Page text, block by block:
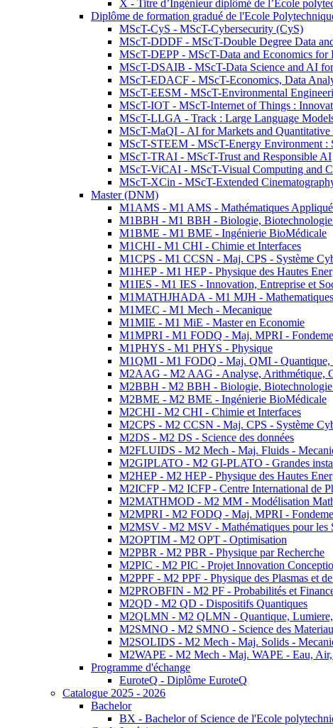
X - Titre d’Ingénieur diplômé de l’École
Diplôme de formation gradué de l'Ecole
MScT-CyS - MScT-Cybersecurity (CyS)
MScT-DDDF - MScT-Double Degree Data
MScT-DEPP - MScT-Data and Economics
MScT-DSAIB - MScT-Data Science and AI
MScT-EDACF - MScT-Economics, Data
MScT-EESM - MScT-Environmental
MScT-IOT - MScT-Internet of Things :
MScT-LLGA - Track : Large Language
MScT-MaQI - AI for Markets and
MScT-STEEM - MScT-Energy Environment :
MScT-TRAI - MScT-Trust and Responsible AI
MScT-ViCAI - MScT-Visual Computing and
MScT-XCin - MScT-Extended
Master (DNM)
M1AMS - M1 AMS - Mathématiques
M1BBH - M1 BBH - Biologie, Biotechnologie
M1BME - M1 BME - Ingénierie BioMédicale
M1CHI - M1 CHI - Chimie et Interfaces
M1CPS - M1 CCSN - Maj. CPS - Système
M1HEP - M1 HEP - Physique des Hautes
M1IES - M1 IES - Innovation, Entreprise et
M1MATHJHADA - M1 MJH - Mathematiques
M1MEC - M1 Mech - Mecanique
M1MIE - M1 MiE - Master en Economie
M1MPRI - M1 FODQ - Maj. MPRI -
M1PHYS - M1 PHYS - Physique
M1QMI - M1 FODQ - Maj. QMI - Quantique,
M2AAG - M2 AAG - Analyse, Arithmétique,
M2BBH - M2 BBH - Biologie, Biotechnologie
M2BME - M2 BME - Ingénierie BioMédicale
M2CHI - M2 CHI - Chimie et Interfaces
M2CPS - M2 CCSN - Maj. CPS - Système
M2DS - M2 DS - Science des données
M2FLUIDS - M2 Mech - Maj. Fluids -
M2GIPLATO - M2 GI-PLATO - Grandes
M2HEP - M2 HEP - Physique des Hautes
M2ICFP - M2 ICFP - Centre International de
M2MATHMOD - M2 MM - Modélisation
M2MPRI - M2 FODQ - Maj. MPRI -
M2MSV - M2 MSV - Mathématiques pour les
M2OPTIM - M2 OPT - Optimisation
M2PBR - M2 PBR - Physique par Recherche
M2PIC - M2 PIC - Projet Innovation
M2PPF - M2 PPF - Physique des Plasmas et
M2PROBFIN - M2 PF - Probabilités et
M2QD - M2 QD - Dispositifs Quantiques
M2QLMN - M2 QLMN - Quantique, Lumiere,
M2SMNO - M2 SMNO - Science des
M2SOLIDS - M2 Mech - Maj. Solids -
M2WAPE - M2 Mech - Maj. WAPE - Eau,
Programme d'échange
EuroteQ - Diplôme EuroteQ
Catalogue 2025 - 2026
Bachelor
BX - Bachelor of Science de l'Ecole